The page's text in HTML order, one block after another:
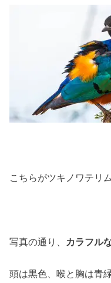
こちらがツキノワテリ
写真の通り、 カラフル
頭は黒色、喉と胸は青